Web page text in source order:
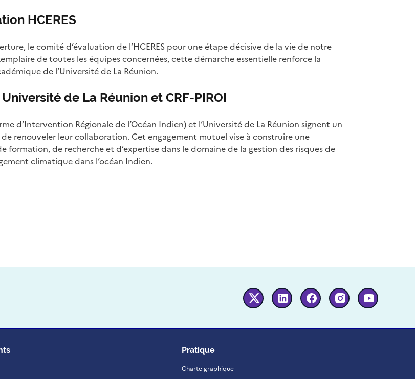
HCERES
le comité d’évaluation de l’HCERES pour une étape décisive de la vie de notre
de toutes les équipes concernées, cette démarche essentielle renforce la
de l’Université de La Réunion.
de La Réunion et CRF-PIROI
d’Intervention Régionale de l’Océan Indien) et l’Université de La Réunion signent un
renouveler leur collaboration. Cet engagement mutuel vise à construire une
de recherche et d’expertise dans le domaine de la gestion des risques de
climatique dans l’océan Indien.
Twitter Linkedin FacebookInstagram
Pratique
Charte graphique